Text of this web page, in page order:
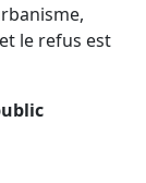
le refus est